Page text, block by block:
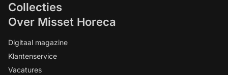
Collecties
Over Misset Horeca
Digitaal magazine
Klantenservice
Vacatures